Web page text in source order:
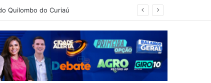
Quilombo do Curiaú